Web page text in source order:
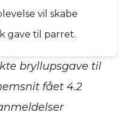
vil skabe
gave til parret.
bryllupsgave til
fået 4.2